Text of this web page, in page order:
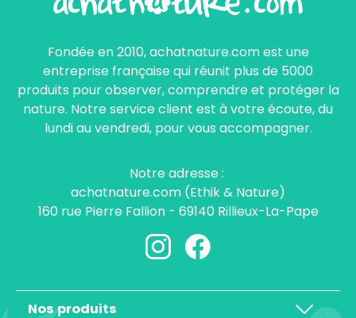
Fondée en 2010, achatnature.com est une
entreprise française qui réunit plus de 5000
produits pour observer, comprendre et protéger la
nature. Notre service client est à votre écoute, du
lundi au vendredi, pour vous accompagner.
Notre adresse :
achatnature.com (Ethik & Nature)
160 rue Pierre Fallion - 69140 Rillieux-La-Pape
Nos produits